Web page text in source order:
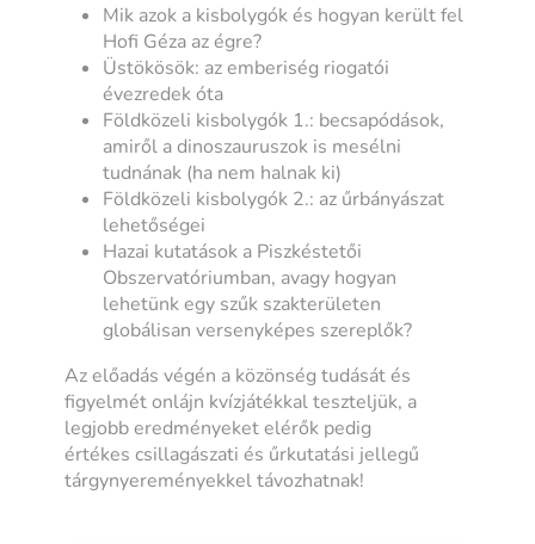
Mik azok a kisbolygók és hogyan került fel
Hofi Géza az égre?
Üstökösök: az emberiség riogatói
évezredek óta
Földközeli kisbolygók 1.: becsapódások,
amiről a dinoszauruszok is mesélni
tudnának (ha nem halnak ki)
Földközeli kisbolygók 2.: az űrbányászat
lehetőségei
Hazai kutatások a Piszkéstetői
Obszervatóriumban, avagy hogyan
lehetünk egy szűk szakterületen
globálisan versenyképes szereplők?
Az előadás végén a közönség tudását és
figyelmét onlájn kvízjátékkal teszteljük, a
legjobb eredményeket elérők pedig
értékes csillagászati és űrkutatási jellegű
tárgynyereményekkel távozhatnak!